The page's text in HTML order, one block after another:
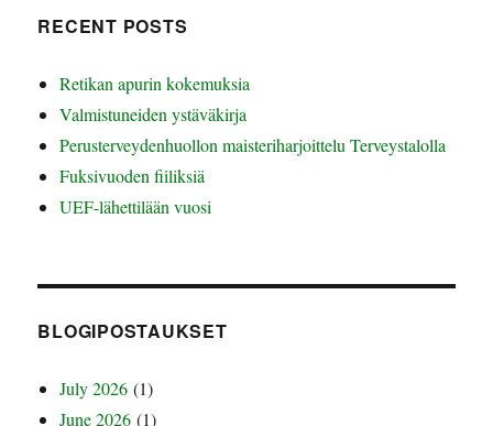
RECENT POSTS
Retikan apurin kokemuksia
Valmistuneiden ystäväkirja
Perusterveydenhuollon maisteriharjoittelu Terveystalolla
Fuksivuoden fiiliksiä
UEF-lähettilään vuosi
BLOGIPOSTAUKSET
July 2026 (1)
June 2026 (1)